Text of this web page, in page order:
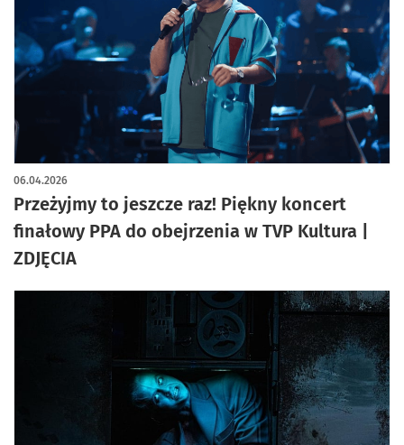
Przeżyjmy to jeszcze raz! Piękny koncert
finałowy PPA do obejrzenia w TVP Kultura |
ZDJĘCIA
06.04.2026
artykuł z galerią zdjęć